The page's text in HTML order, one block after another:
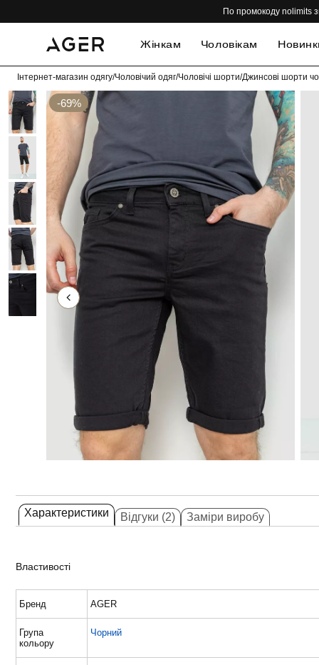
По промокоду nolimits
Жінкам Чоловікам
Інтернет-магазин одягу/Чоловічий одяг/Чоловічі шорти/Джинсові шорти
-69%
Характеристики Відгуки (2) Заміри виробу
Властивості
Бренд AGER
Група
кольору
Чорний